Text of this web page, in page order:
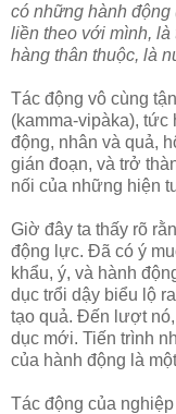
có những hành động
liền theo với mình, là
hàng thân thuộc, là
Tác động vô cùng
(kamma-vipàka), tức
động, nhân và quả,
gián đoạn, và trở
nối của những hiện
Giờ đây ta thấy rõ
động lực. Ðã có ý
khẩu, ý, và hành
dục trổi dậy biểu lộ
tạo quả. Ðến lượt
dục mới. Tiến trình
của hành động là
Tác động của